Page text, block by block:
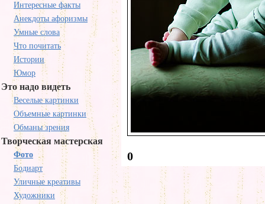
Интересные факты
Анекдоты афоризмы
Умные слова
Что почитать
Истории
Юмор
Это надо видеть
Веселые картинки
Объемные картинки
Обманы зрения
Творческая мастерская
Фото
Бодиарт
Уличные креативы
Художники
0